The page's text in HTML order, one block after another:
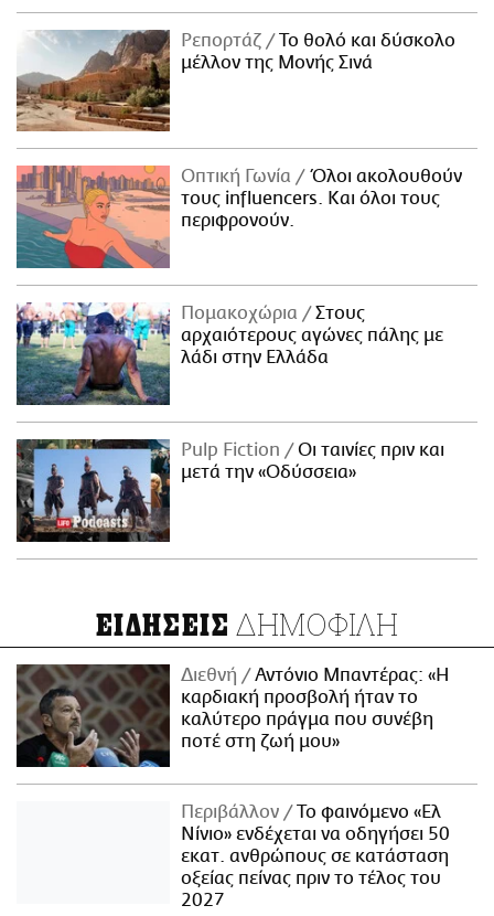
Ρεπορτάζ
Το θολό και δύσκολο
μέλλον της Μονής Σινά
Οπτική Γωνία
Όλοι ακολουθούν
τους influencers. Και όλοι τους
περιφρονούν.
Πομακοχώρια
Στους
αρχαιότερους αγώνες πάλης με
λάδι στην Ελλάδα
Pulp Fiction
Οι ταινίες πριν και
μετά την «Οδύσσεια»
ΕΙΔΗΣΕΙΣ ΔΗΜΟΦΙΛΗ
Διεθνή
Αντόνιο Μπαντέρας: «Η
καρδιακή προσβολή ήταν το
καλύτερο πράγμα που συνέβη
ποτέ στη ζωή μου»
Περιβάλλον
Το φαινόμενο «Ελ
Νίνιο» ενδέχεται να οδηγήσει 50
εκατ. ανθρώπους σε κατάσταση
οξείας πείνας πριν το τέλος του
2027